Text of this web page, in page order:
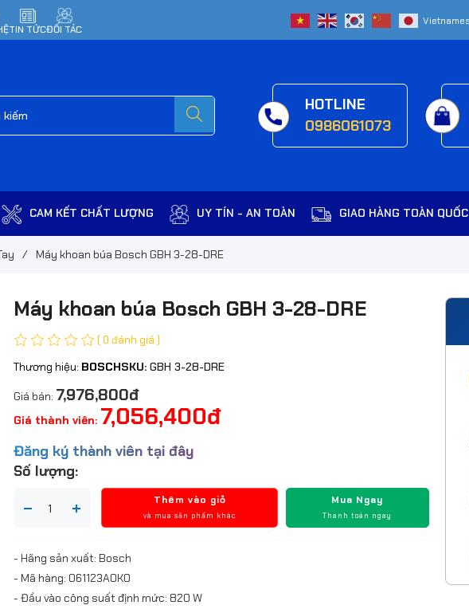
TIN TỨCĐỐI TÁC
HOTLINE
0986061073
CAM KẾT CHẤT LƯỢNG UY TÍN - AN TOÀN GIAO HÀNG TOÀN QUỐC
/ Máy khoan búa Bosch GBH 3-28-DRE
Máy khoan búa Bosch GBH 3-28-DRE
( 0 đánh giá )
Thương hiệu: BOSCHSKU:GBH 3-28-DRE
Giá bán: 7,976,800đ
Giá thành viên: 7,056,400đ
Đăng ký thành viên tại đây
Số lượng:
Thêm vào giỏ
và mua sản phẩm khác
Mua Ngay
Thanh toán ngay
- Hãng sản xuất: Bosch
- Mã hàng: 061123A0K0
- Đầu vào công suất định mức: 820 W